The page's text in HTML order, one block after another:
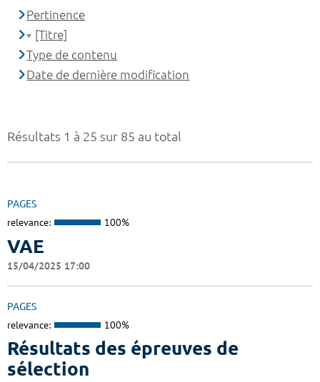
Résultats 1 à 25 sur 85 au total
PAGES
relevance: 100%
VAE
15/04/2025 17:00
PAGES
relevance: 100%
Résultats des épreuves de
sélection
Pertinence
[Titre]
Type de contenu
Date de dernière modification